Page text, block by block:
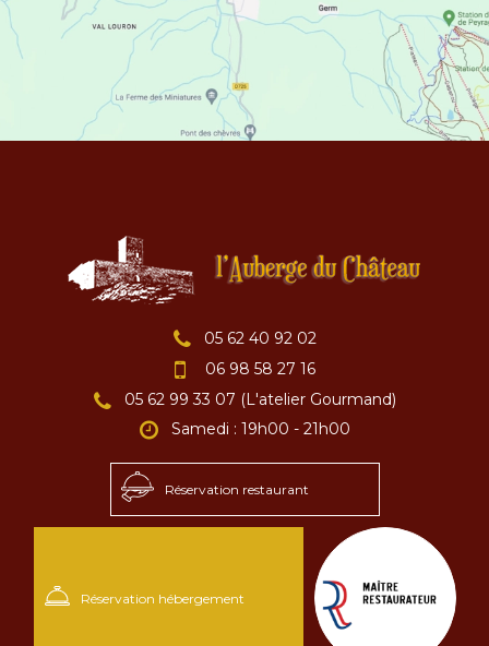
05 62 40 92 02
06 98 58 27 16
05 62 99 33 07 (L'atelier Gourmand)
Samedi : 19h00 - 21h00
Réservation restaurant
Réservation hébergement